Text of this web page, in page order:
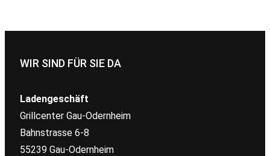
WIR SIND FÜR SIE DA
Ladengeschäft
Grillcenter Gau-Odernheim
Bahnstrasse 6-8
55239 Gau-Odernheim